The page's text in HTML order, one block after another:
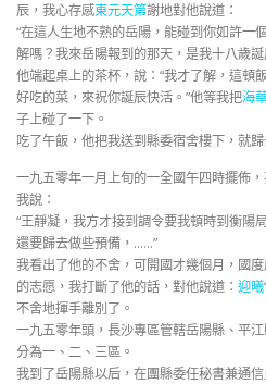
辰，我心存感東元天第謝地對他說道：
“在這人生地不熟的岳陽，能碰到你如許一
解嗎？我來岳陽報到的那天，是我十八歲誕
他端起桌上的茶杯，說：“我才了解，這頓
好吃的菜，來祝你誕辰快活。”他等我把海
子上碰了一下。
吃了午飯，他把我送到縣委宿舍樓下，就歸
一九五零年一月上旬的一全國午四時擺佈
我說：
“王靜凝，我方才接到調令要我頓時到衡陽
還要歸去做些預備，……”
我看出了他的不舍，可開國才幾個月，國
的志愿，我打斷了他的話，對他說道： 迎曦
不舍地揮手離別了。
一九五零年頭，長沙專區管轄岳陽縣、平
分為一、二、三區。
我到了岳陽縣以后，在團縣委任秘書兼通